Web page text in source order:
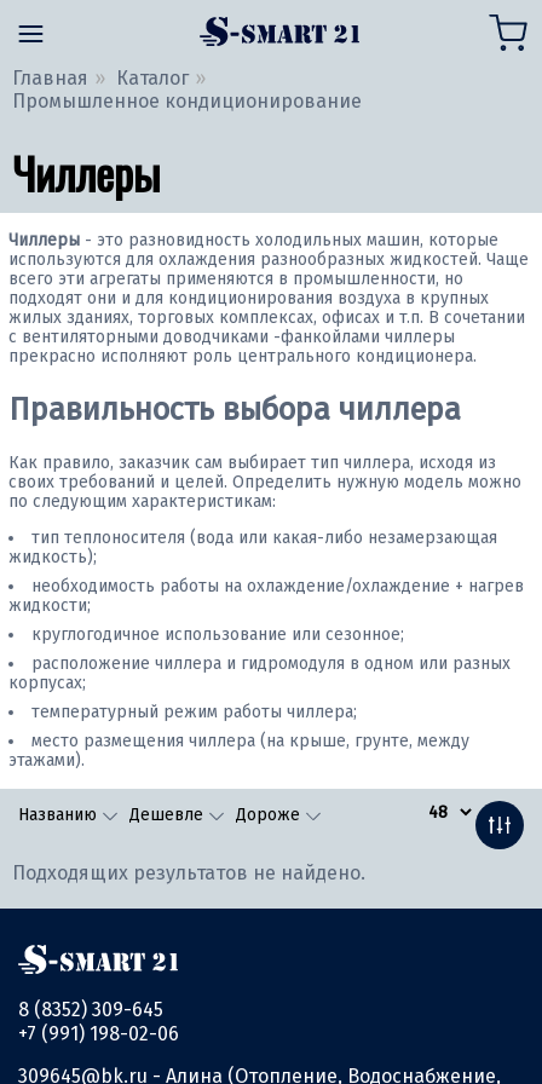
Главная
Каталог
Промышленное кондиционирование
Чиллеры
Чиллеры - это разновидность холодильных машин, которые
используются для охлаждения разнообразных жидкостей. Чаще
всего эти агрегаты применяются в промышленности, но
подходят они и для кондиционирования воздуха в крупных
жилых зданиях, торговых комплексах, офисах и т.п. В сочетании
с вентиляторными доводчиками -фанкойлами чиллеры
прекрасно исполняют роль центрального кондиционера.
Правильность выбора чиллера
Как правило, заказчик сам выбирает тип чиллера, исходя из
своих требований и целей. Определить нужную модель можно
по следующим характеристикам:
тип теплоносителя (вода или какая-либо незамерзающая
жидкость);
необходимость работы на охлаждение/охлаждение + нагрев
жидкости;
круглогодичное использование или сезонное;
расположение чиллера и гидромодуля в одном или разных
корпусах;
температурный режим работы чиллера;
место размещения чиллера (на крыше, грунте, между
этажами).
Названию Дешевле Дороже
Подходящих результатов не найдено.
8 (8352) 309-645
+7 (991) 198-02-06
309645@bk.ru - Алина (Отопление, Водоснабжение,